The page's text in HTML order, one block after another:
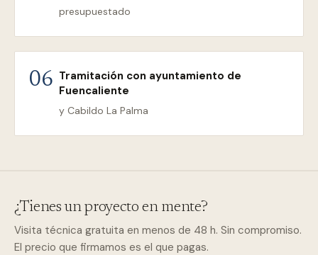
presupuestado
06 Tramitación con ayuntamiento de
Fuencaliente
y Cabildo La Palma
¿Tienes un proyecto en mente?
Visita técnica gratuita en menos de 48 h. Sin compromiso.
El precio que firmamos es el que pagas.